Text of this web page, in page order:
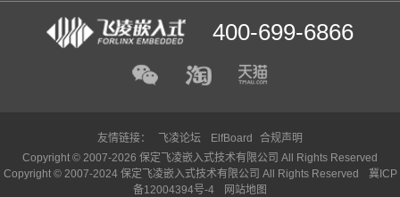
400-699-6866
友情链接： 飞凌论坛 ElfBoard
合规声明
Copyright © 2007-2026 保定飞凌嵌入式技术有限公司 All Rights Reserved
Copyright © 2007-2024 保定飞凌嵌入式技术有限公司 All Rights Reserved
冀ICP
备12004394号-4
网站地图